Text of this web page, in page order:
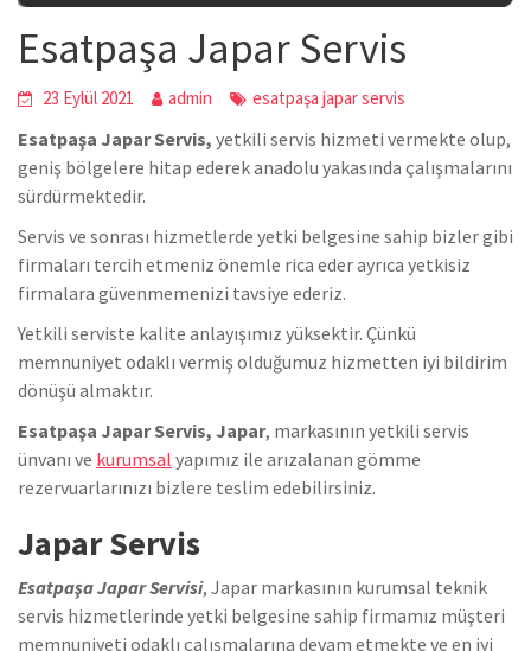
Esatpaşa Japar Servis
23 Eylül 2021 admin esatpaşa japar servis
Esatpaşa Japar Servis, yetkili servis hizmeti vermekte olup,
geniş bölgelere hitap ederek anadolu yakasında çalışmalarını
sürdürmektedir.
Servis ve sonrası hizmetlerde yetki belgesine sahip bizler gibi
firmaları tercih etmeniz önemle rica eder ayrıca yetkisiz
firmalara güvenmemenizi tavsiye ederiz.
Yetkili serviste kalite anlayışımız yüksektir. Çünkü
memnuniyet odaklı vermiş olduğumuz hizmetten iyi bildirim
dönüşü almaktır.
Esatpaşa Japar Servis, Japar, markasının yetkili servis
ünvanı ve kurumsal yapımız ile arızalanan gömme
rezervuarlarınızı bizlere teslim edebilirsiniz.
Japar Servis
Esatpaşa Japar Servisi, Japar markasının kurumsal teknik
servis hizmetlerinde yetki belgesine sahip firmamız müşteri
memnuniyeti odaklı çalışmalarına devam etmekte ve en iyi